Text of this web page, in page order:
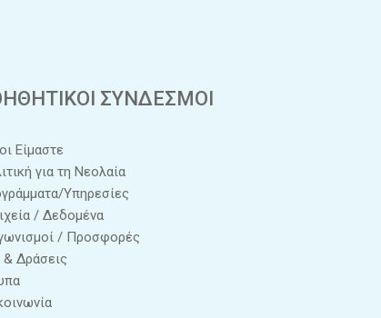
ΣΥΝΔΕΣΜΟΙ
Είμαστε
για τη Νεολαία
Υπηρεσίες
/ Δεδομένα
/ Προσφορές
Δράσεις